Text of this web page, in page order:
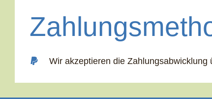
Wir akzeptieren die Zahlungsabwicklung